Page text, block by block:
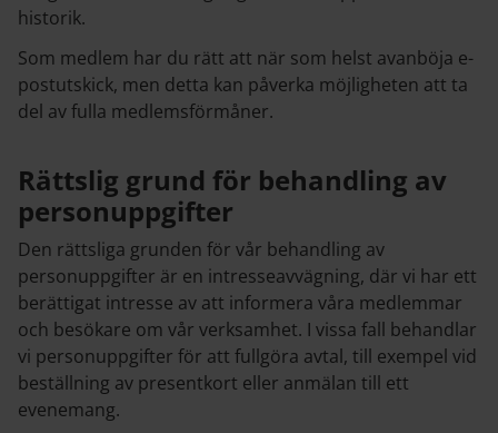
historik.
Som medlem har du rätt att när som helst avanböja e-
postutskick, men detta kan påverka möjligheten att ta
del av fulla medlemsförmåner.
Rättslig grund för behandling av
personuppgifter
Den rättsliga grunden för vår behandling av
personuppgifter är en intresseavvägning, där vi har ett
berättigat intresse av att informera våra medlemmar
och besökare om vår verksamhet. I vissa fall behandlar
vi personuppgifter för att fullgöra avtal, till exempel vid
beställning av presentkort eller anmälan till ett
evenemang.